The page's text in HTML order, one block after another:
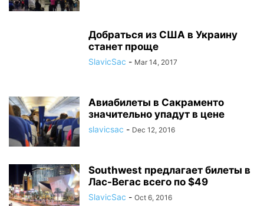
Добраться из США в Украину
станет проще
SlavicSac - Mar 14, 2017
Авиабилеты в Сакраменто
значительно упадут в цене
slavicsac - Dec 12, 2016
Southwest предлагает билеты в
Лас-Вегас всего по $49
SlavicSac - Oct 6, 2016